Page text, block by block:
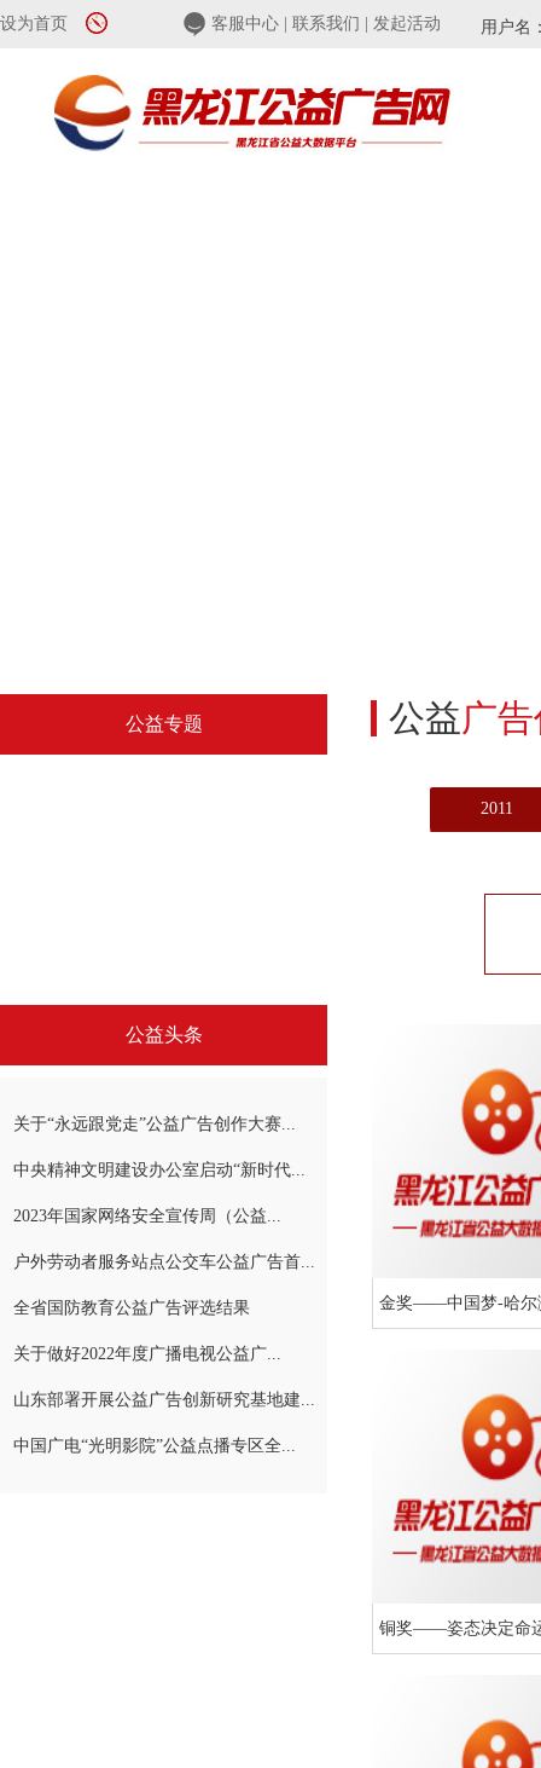
设为首页 客服中心 联系我们 发起活动 用户名
公益专题
中国精神系列海报专题（三）
公益头条
关于“永远跟党走”公益广告创作大赛...
中央精神文明建设办公室启动“新时代...
2023年国家网络安全宣传周（公益...
户外劳动者服务站点公交车公益广告首...
全省国防教育公益广告评选结果
关于做好2022年度广播电视公益广...
山东部署开展公益广告创新研究基地建...
中国广电“光明影院”公益点播专区全...
公益广
2011
金奖——中国梦-哈尔
铜奖——姿态决定命